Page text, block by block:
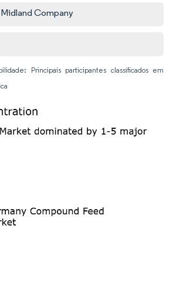
Company
Principais participantes classificados em